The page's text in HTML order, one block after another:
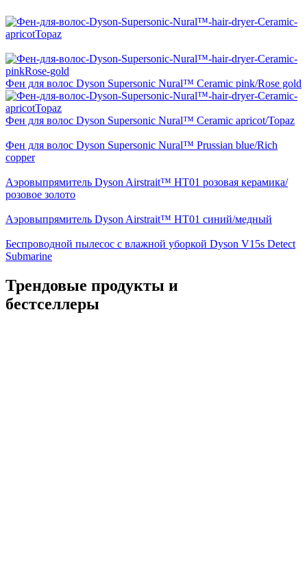
Фен для волос Dyson Supersonic Nural™ Ceramic pink/Rose gold
Фен для волос Dyson Supersonic Nural™ Ceramic apricot/Topaz
Фен для волос Dyson Supersonic Nural™ Prussian blue/Rich
copper
Аэровыпрямитель Dyson Airstrait™ HT01 розовая керамика/
розовое золото
Аэровыпрямитель Dyson Airstrait™ HT01 синий/медный
Беспроводной пылесос с влажной уборкой Dyson V15s Detect
Submarine
Трендовые продукты и
бестселлеры